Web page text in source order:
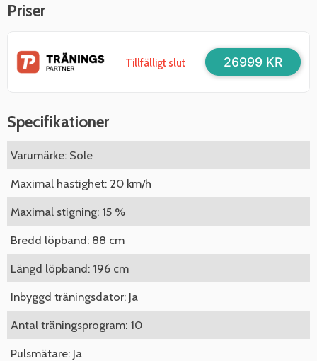
Priser
Tillfälligt slut 26999 KR
Specifikationer
Varumärke: Sole
Maximal hastighet: 20 km/h
Maximal stigning: 15 %
Bredd löpband: 88 cm
Längd löpband: 196 cm
Inbyggd träningsdator: Ja
Antal träningsprogram: 10
Pulsmätare: Ja